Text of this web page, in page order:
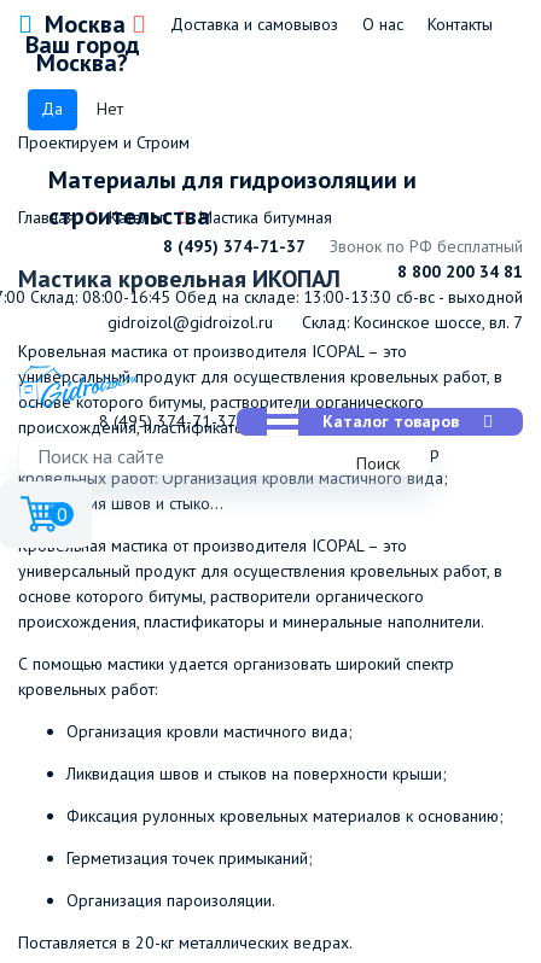
Москва
Ваш город
Москва?
Да Нет
Доставка и самовывоз О нас Контакты
Проектируем и Строим
Материалы для гидроизоляции и
строительства
8 (495) 374-71-37
Звонок по РФ бесплатный
8 800 200 34 81
Склад: 08:00-16:45 Обед на складе: 13:00-13:30 сб-вс - выходной
gidroizol@gidroizol.ru
Склад: Косинское шоссе, вл. 7
8 (495) 374-71-37
Каталог товаров
Поиск
0
Главная Каталог Мастика битумная
Мастика кровельная ИКОПАЛ
Кровельная мастика от производителя ICOPAL – это
универсальный продукт для осуществления кровельных работ, в
основе которого битумы, растворители органического
происхождения, пластификаторы и минеральные наполнители. С
помощью мастики удается организовать широкий спектр
кровельных работ: Организация кровли мастичного вида;
Ликвидация швов и стыко...
Кровельная мастика от производителя ICOPAL – это
универсальный продукт для осуществления кровельных работ, в
основе которого битумы, растворители органического
происхождения, пластификаторы и минеральные наполнители.
С помощью мастики удается организовать широкий спектр
кровельных работ:
Организация кровли мастичного вида;
Ликвидация швов и стыков на поверхности крыши;
Фиксация рулонных кровельных материалов к основанию;
Герметизация точек примыканий;
Организация пароизоляции.
Поставляется в 20-кг металлических ведрах.